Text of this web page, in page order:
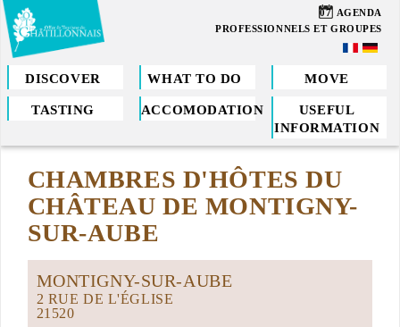
Skip
to
main
content
07 AGENDA
PROFESSIONNELS ET GROUPES
DISCOVER WHAT TO DO MOVE
TASTING ACCOMODATION
USEFUL
INFORMATION
You
are
hereCHAMBRES D'HÔTES DU
CHÂTEAU DE MONTIGNY-
SUR-AUBE
MONTIGNY-SUR-AUBE
2 RUE DE L'ÉGLISE
21520